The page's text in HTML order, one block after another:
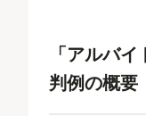
「アルバ
判例の概要